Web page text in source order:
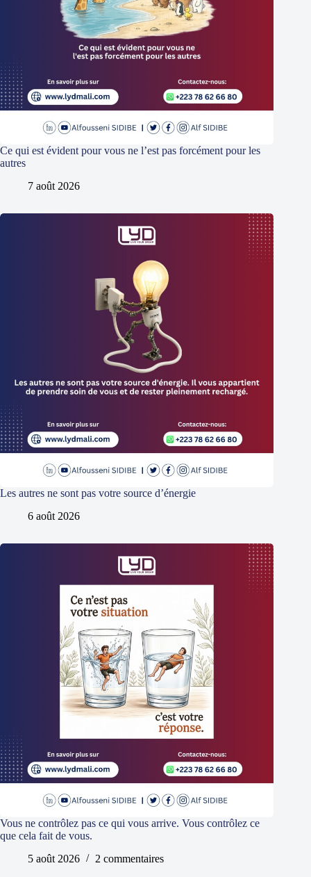
Ce qui est évident pour vous ne l’est pas forcément pour les
autres
7 août 2026
Les autres ne sont pas votre source d’énergie
6 août 2026
Vous ne contrôlez pas ce qui vous arrive. Vous contrôlez ce
que cela fait de vous.
5 août 2026
2 commentaires